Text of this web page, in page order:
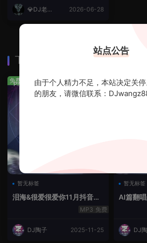
💎DJ老王
2026-06-28
下载排行
Prog House·免费分享
暂无标签
泪海&很爱很爱你11月抖音串
免费
DJ陶子 2025-11-25
免费 免费分享
暂无标签
AI篇翻
DJ
免费
站点公告
由于个人精力不足，本站决定关
的朋友，请微信联系：